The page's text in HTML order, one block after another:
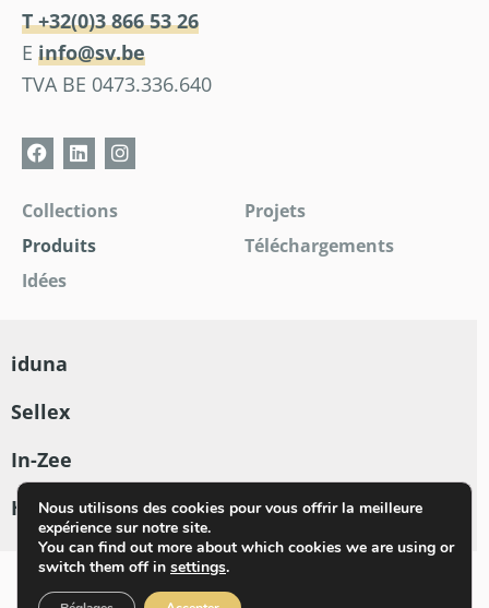
T +32(0)3 866 53 26
E info@sv.be
TVA BE 0473.336.640
Collections
Projets
Produits
Téléchargements
Idées
iduna
Sellex
In-Zee
Hamari
Nederlands
Nous utilisons des cookies pour vous offrir la meilleure
expérience sur notre site.
You can find out more about which cookies we are using or
switch them off in settings.